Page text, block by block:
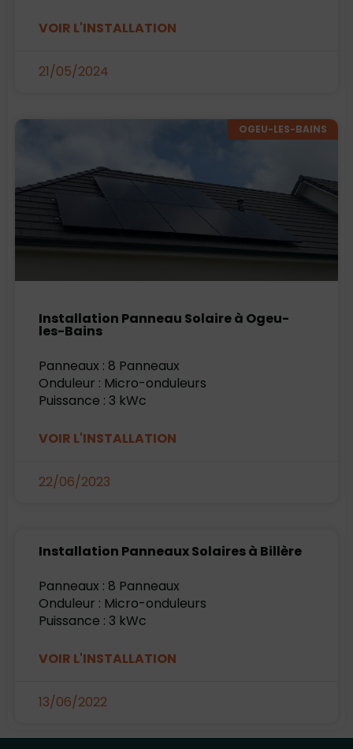
VOIR L'INSTALLATION
21/05/2024
OGEU-LES-BAINS
Installation Panneau Solaire à Ogeu-
les-Bains
Panneaux : 8 Panneaux
Onduleur : Micro-onduleurs
Puissance : 3 kWc
VOIR L'INSTALLATION
22/06/2023
Installation Panneaux Solaires à Billère
Panneaux : 8 Panneaux
Onduleur : Micro-onduleurs
Puissance : 3 kWc
VOIR L'INSTALLATION
13/06/2022